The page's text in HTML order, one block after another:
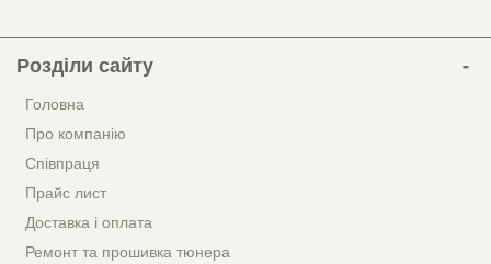
Розділи сайту
Головна
Про компанію
Співпраця
Прайс лист
Доставка і оплата
Ремонт та прошивка тюнера